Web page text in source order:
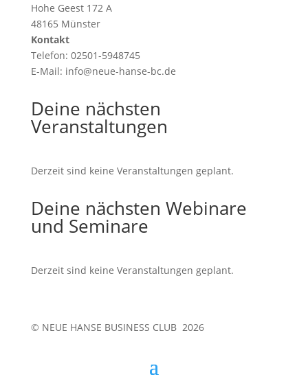
Hohe Geest 172 A
48165 Münster
Kontakt
Telefon: 02501-5948745
E-Mail: info@neue-hanse-bc.de
Deine nächsten
Veranstaltungen
Derzeit sind keine Veranstaltungen geplant.
Deine nächsten Webinare
und Seminare
Derzeit sind keine Veranstaltungen geplant.
© NEUE HANSE BUSINESS CLUB 2026